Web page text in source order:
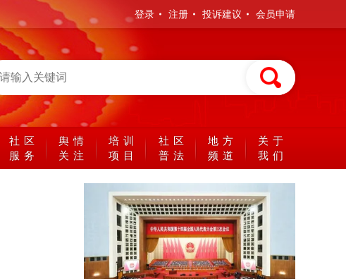
登录 注册 投诉建议 会员申请
社区
服务
舆情
关注
培训
项目
社区
普法
地方
频道
关于
我们